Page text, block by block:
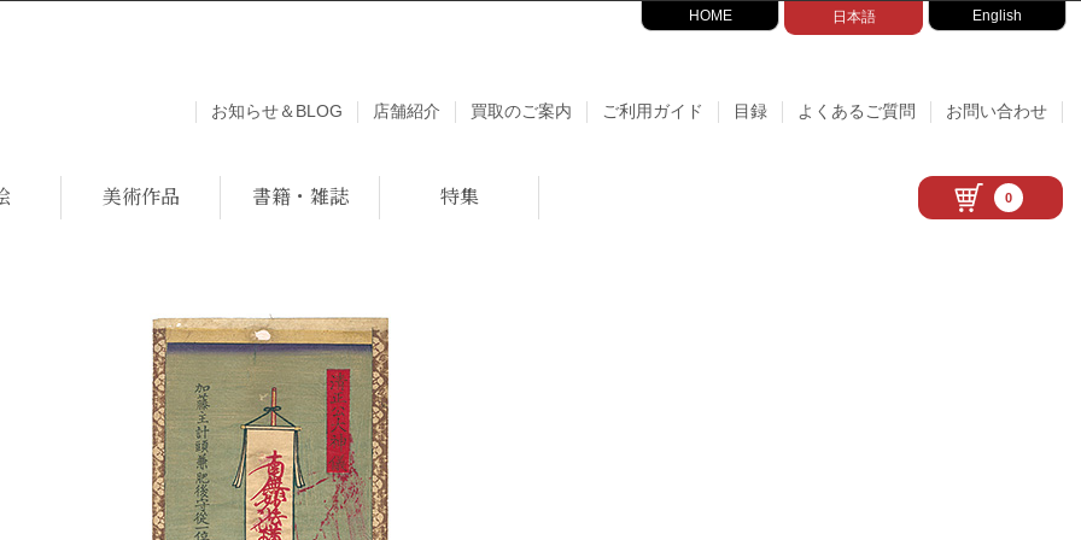
HOME 日本語 English
お知らせ＆BLOG 店舗紹介 買取のご案内 ご利用ガイド 目録 よくあるご質問 お問い合わせ
美術作品 書籍・雑誌 特集 0